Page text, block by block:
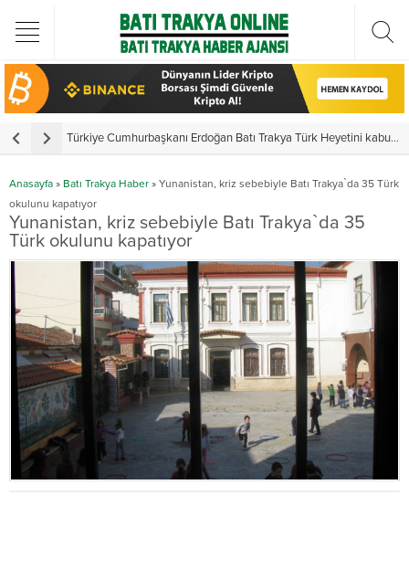
Türkiye Cumhurbaşkanı Erdoğan Batı Trakya Türk Heyetini kabul etti
Anasayfa » Batı Trakya Haber » Yunanistan, kriz sebebiyle Batı Trakya`da 35 Türk
okulunu kapatıyor
Yunanistan, kriz sebebiyle Batı Trakya`da 35
Türk okulunu kapatıyor